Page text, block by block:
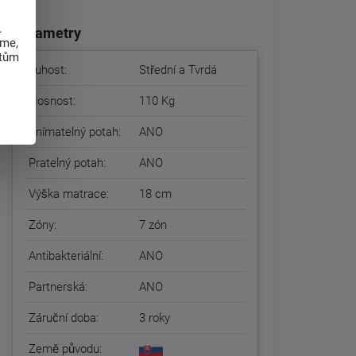
Parametry
Tuhost: Střední a Tvrdá
Nosnost: 110 Kg
Snímatelný potah: ANO
Pratelný potah: ANO
Výška matrace: 18 cm
Zóny: 7 zón
Antibakteriální: ANO
Partnerská: ANO
Záruční doba: 3 roky
Země původu: